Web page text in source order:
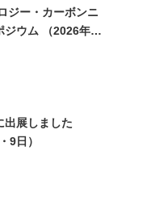
ジー・カーボンニ
ジウム （2026年1
出展しました
9日）